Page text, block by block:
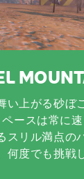
い上がる砂ぼ
ースは常に
スリル満点の
何度でも挑戦